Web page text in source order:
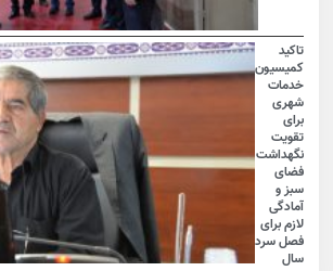
تاکید
کمیسیون
خدمات
شهری
برای
تقویت
نگهداشت
فضای
سبز و
آمادگی
لازم برای
فصل سرد
سال